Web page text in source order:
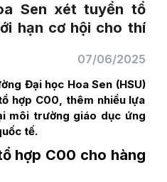
Sen xét tuyển tổ
hạn cơ hội cho thí
07/06/2025
Đại học Hoa Sen (HSU)
hợp C00, thêm nhiều lựa
môi trường giáo dục ứng
tế.
hợp C00 cho hàng